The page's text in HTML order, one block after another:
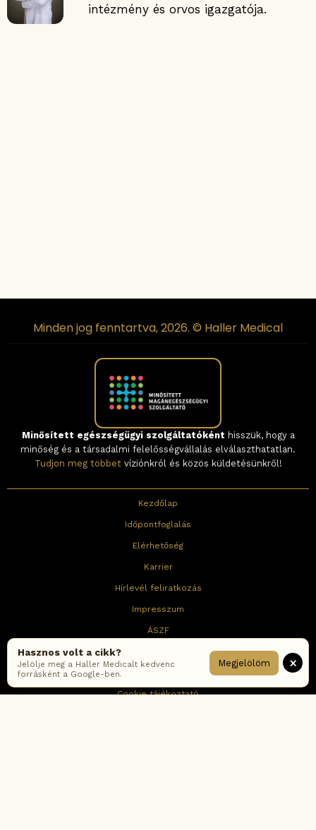
×
Hasznos volt a cikk?
Jelölje meg a Haller Medicalt kedvenc
forrásként a Google-ben.
Megjelölöm
intézmény és orvos igazgatója.
Minden jog fenntartva, 2026. © Haller Medical
Minősített egészségügyi szolgáltatóként hisszük, hogy a
minőség és a társadalmi felelősségvállalás elválaszthatatlan.
Tudjon meg többetvíziónkról és közös küldetésünkről!
Kezdőlap
Időpontfoglalás
Elérhetőség
Karrier
Hírlevél feliratkozás
Impresszum
ÁSZF
Adatkezelési tájékoztató – online
Adatkezelési tájékoztató – rendelők
Cookie tájékoztató